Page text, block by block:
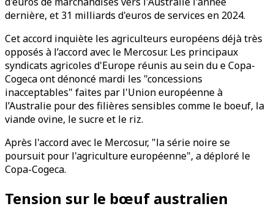
dernière, et 31 milliards d'euros de services en 2024.
Cet accord inquiète les agriculteurs européens déjà très
opposés à l’accord avec le Mercosur. Les principaux
syndicats agricoles d'Europe réunis au sein du e Copa-
Cogeca ont dénoncé mardi les "concessions
inacceptables" faites par l'Union européenne à
l’Australie pour des filières sensibles comme le boeuf, la
viande ovine, le sucre et le riz.
Après l'accord avec le Mercosur, "la série noire se
poursuit pour l'agriculture européenne", a déploré le
Copa-Cogeca.
Tension sur le bœuf australien